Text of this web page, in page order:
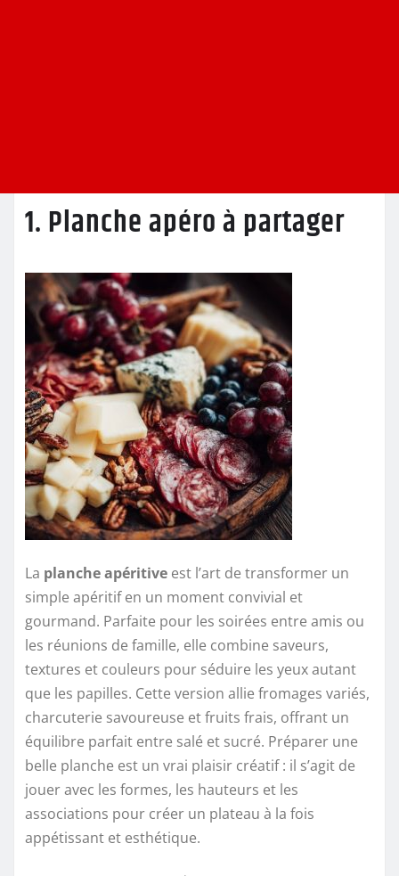
1. Planche apéro à partager
La planche apéritive est l’art de transformer un
simple apéritif en un moment convivial et
gourmand. Parfaite pour les soirées entre amis ou
les réunions de famille, elle combine saveurs,
textures et couleurs pour séduire les yeux autant
que les papilles. Cette version allie fromages variés,
charcuterie savoureuse et fruits frais, offrant un
équilibre parfait entre salé et sucré. Préparer une
belle planche est un vrai plaisir créatif : il s’agit de
jouer avec les formes, les hauteurs et les
associations pour créer un plateau à la fois
appétissant et esthétique.